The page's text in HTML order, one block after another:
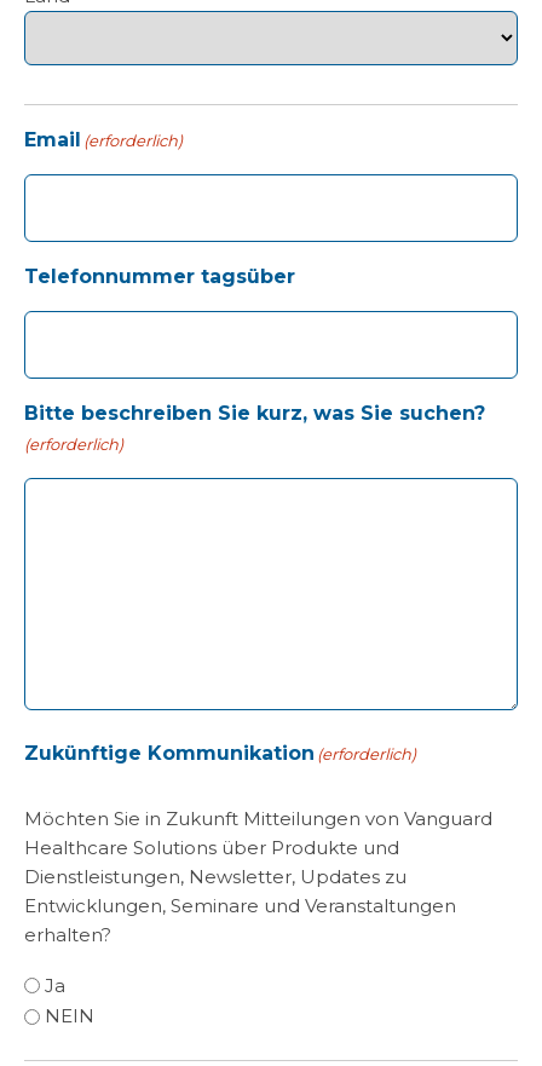
Email (erforderlich)
Telefonnummer tagsüber
Bitte beschreiben Sie kurz, was Sie suchen?
(erforderlich)
Zukünftige Kommunikation (erforderlich)
Möchten Sie in Zukunft Mitteilungen von Vanguard
Healthcare Solutions über Produkte und
Dienstleistungen, Newsletter, Updates zu
Entwicklungen, Seminare und Veranstaltungen
erhalten?
Ja
NEIN